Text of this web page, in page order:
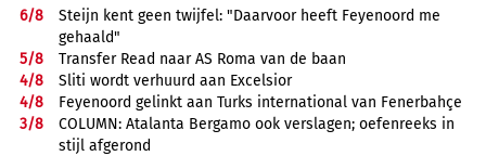
6/8
Steijn kent geen twijfel: "Daarvoor heeft Feyenoord me
gehaald"
5/8
Transfer Read naar AS Roma van de baan
4/8
Sliti wordt verhuurd aan Excelsior
4/8
Feyenoord gelinkt aan Turks international van Fenerbahçe
3/8
COLUMN: Atalanta Bergamo ook verslagen; oefenreeks in
stijl afgerond